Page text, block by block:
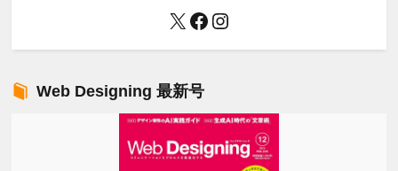
X Facebook
Instagram
Web Designing 最新号